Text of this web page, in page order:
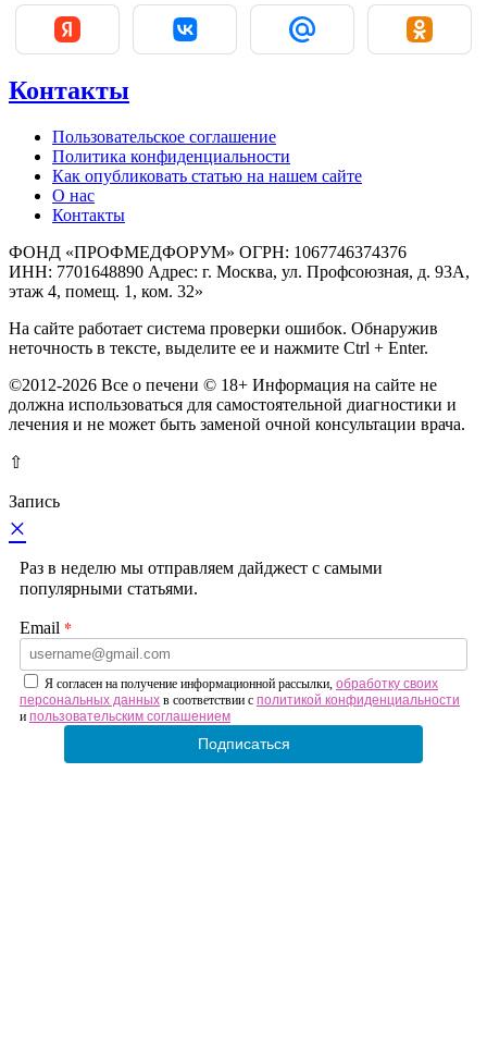
Контакты
Пользовательское соглашение
Политика конфиденциальности
Как опубликовать статью на нашем сайте
О нас
Контакты
ФОНД «ПРОФМЕДФОРУМ» ОГРН: 1067746374376
ИНН: 7701648890 Адрес: г. Москва, ул. Профсоюзная, д. 93А,
этаж 4, помещ. 1, ком. 32»
На сайте работает система проверки ошибок. Обнаружив
неточность в тексте, выделите ее и нажмите Ctrl + Enter.
©2012-2026 Все о печени © 18+ Информация на сайте не
должна использоваться для самостоятельной диагностики и
лечения и не может быть заменой очной консультации врача.
⇧
Запись
×
Раз в неделю мы отправляем дайджест с самыми
популярными статьями.
Email *
Я согласен на получение информационной рассылки, обработку своих
персональных данных в соответствии с политикой конфиденциальности
и пользовательским соглашением
Подписаться